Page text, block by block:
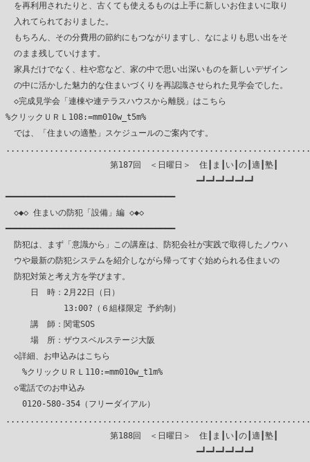
を再利用されたりと、古くても使えるものは上手に新しいお住まいに取り
入れてられておりました。
もちろん、その分費用の節約にもつながりますし、なによりも思い出をそ
のまま残していけます。
家具だけでなく、柱や窓など、家の中で思い出深いものを新しいデザイン
の中に活かした魅力的な住まいづくりを再認識させられた見学会でした。
◇完成見学会「連棟や連テラスハウスから離脱」はこちら
%クリックＵＲＬ108:=mm010w_t5m%
では、「住まいの適塾」スケジュールのご案内です。
第187回　＜日曜日＞　住┃ま┃い┃の┃適┃塾┃
━┛━┛━┛━┛━┛━┛
━━━━━━━━━━━━━━━━━━━━━━━━━━━━━━━━━━━
◇◆◇ 住まいの防犯「設備」編 ◇◆◇
━━━━━━━━━━━━━━━━━━━━━━━━━━━━━━━━━━━
防犯は、まず「意識から」この講座は、防犯会社が実践で取得したノウハ
ウや最新の防犯システムを紹介しながら帰ってすぐ始められる住まいの
防犯対策と考え方を学びます。
日　時：2月22日（日）
13:00?（６組様限定 予約制）
講　師：関電SOS
場　所：ザウスベルステージ大阪
◇詳細、お申込みはこちら
%クリックＵＲＬ110:=mm010w_t1m%
◇電話でのお申込み
0120-580-354（フリーダイアル）
第188回　＜日曜日＞　住┃ま┃い┃の┃適┃塾┃
━┛━┛━┛━┛━┛━┛